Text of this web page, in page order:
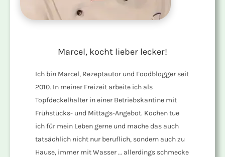
Marcel, kocht lieber lecker!
Ich bin Marcel, Rezeptautor und Foodblogger seit
2010. In meiner Freizeit arbeite ich als
Topfdeckelhalter in einer Betriebskantine mit
Frühstücks- und Mittags-Angebot. Kochen tue
ich für mein Leben gerne und mache das auch
tatsächlich nicht nur beruflich, sondern auch zu
Hause, immer mit Wasser … allerdings schmecke